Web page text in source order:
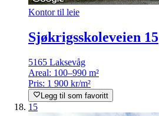
Kontor til leie
Sjøkrigsskoleveien 15
5165 Laksevåg
Areal: 100–990 m²
Pris: 1 900 kr/m²
Legg til som favoritt
15